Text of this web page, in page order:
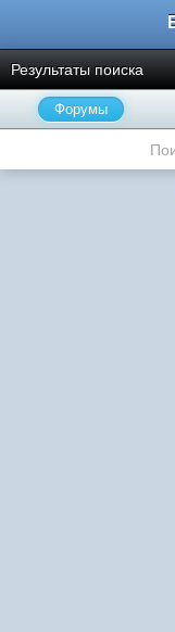
Результаты поиска
Форумы